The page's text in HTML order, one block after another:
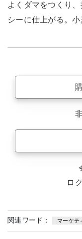
よくダマをつくり
シーに仕上がる。小
ロ
関連ワード： マーケテ